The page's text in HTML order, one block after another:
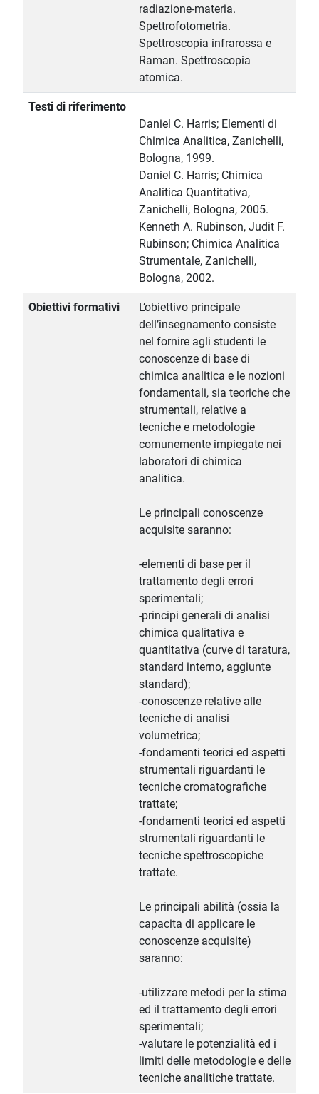
radiazione-materia.
Spettrofotometria.
Spettroscopia infrarossa e
Raman. Spettroscopia
atomica.
Testi di riferimento
Daniel C. Harris; Elementi di
Chimica Analitica, Zanichelli,
Bologna, 1999.
Daniel C. Harris; Chimica
Analitica Quantitativa,
Zanichelli, Bologna, 2005.
Kenneth A. Rubinson, Judit F.
Rubinson; Chimica Analitica
Strumentale, Zanichelli,
Bologna, 2002.
Obiettivi formativi
L’obiettivo principale
dell’insegnamento consiste
nel fornire agli studenti le
conoscenze di base di
chimica analitica e le nozioni
fondamentali, sia teoriche che
strumentali, relative a
tecniche e metodologie
comunemente impiegate nei
laboratori di chimica
analitica.
Le principali conoscenze
acquisite saranno:
-elementi di base per il
trattamento degli errori
sperimentali;
-principi generali di analisi
chimica qualitativa e
quantitativa (curve di taratura,
standard interno, aggiunte
standard);
-conoscenze relative alle
tecniche di analisi
volumetrica;
-fondamenti teorici ed aspetti
strumentali riguardanti le
tecniche cromatografiche
trattate;
-fondamenti teorici ed aspetti
strumentali riguardanti le
tecniche spettroscopiche
trattate.
Le principali abilità (ossia la
capacita di applicare le
conoscenze acquisite)
saranno:
-utilizzare metodi per la stima
ed il trattamento degli errori
sperimentali;
-valutare le potenzialità ed i
limiti delle metodologie e delle
tecniche analitiche trattate.